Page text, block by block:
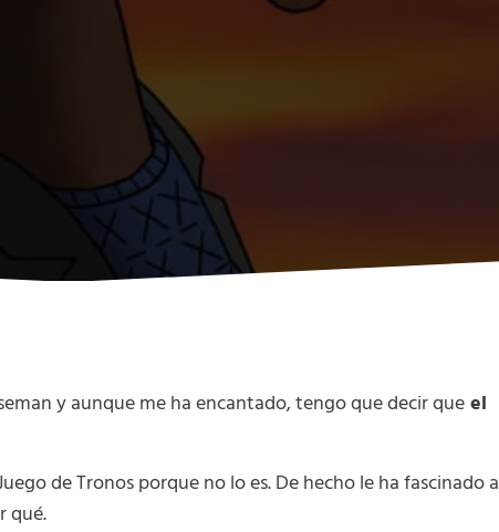
y aunque me ha encantado, tengo que decir queel
de Tronos porque no lo es. De hecho le ha fascinado a
qué.